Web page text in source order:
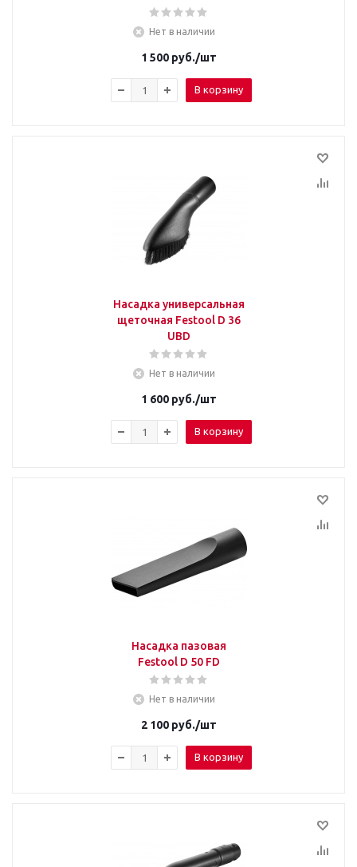
Нет в наличии
1 500 руб./шт
В корзину
Насадка универсальная
щеточная Festool D 36
UBD
Нет в наличии
1 600 руб./шт
В корзину
Насадка пазовая
Festool D 50 FD
Нет в наличии
2 100 руб./шт
В корзину